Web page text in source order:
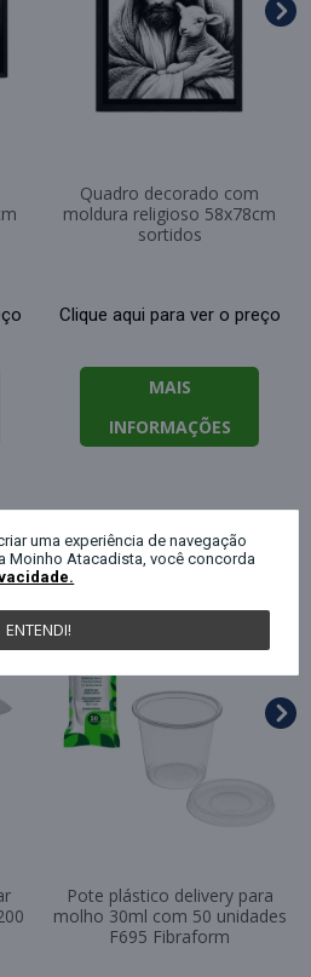
Quadro decorado com
moldura religioso 58x78cm
sortidos
Clique aqui para ver o preço
MAIS
INFORMAÇÕES
ESTE PRODUTO,
Pote plástico delivery para
molho 30ml com 50 unidades
F695 Fibraform
uma experiência de navegação
Moinho Atacadista, você concorda
ENTENDI!